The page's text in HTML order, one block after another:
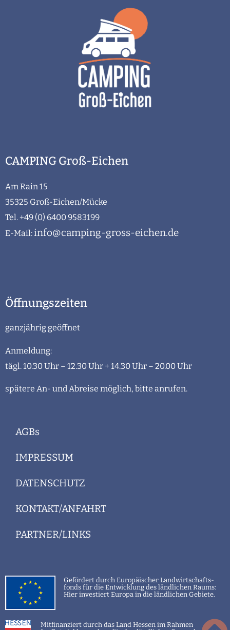
CAMPING Groß-Eichen
Am Rain 15
35325 Groß-Eichen/Mücke
Tel. +49 (0) 6400 9583199
E-Mail:info@camping-gross-eichen.de
Öffnungszeiten
ganzjährig geöffnet
Anmeldung:
tägl. 10.30 Uhr – 12.30 Uhr + 14.30 Uhr – 20.00 Uhr
spätere An- und Abreise möglich, bitte anrufen.
AGBs
IMPRESSUM
DATENSCHUTZ
KONTAKT/ANFAHRT
PARTNER/LINKS
Gefördert durch Europäischer Landwirtschafts-
fonds für die Entwicklung des ländlichen Raums:
Hier investiert Europa in die ländlichen Gebiete.
Mitfinanziert durch das Land Hessen im Rahmen